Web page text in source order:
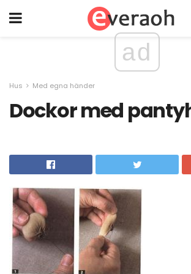
ad
Hus Med egna händer
Dockor med